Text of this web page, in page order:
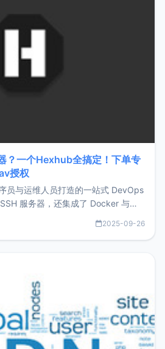
？一个Hexhub全搞定！下单专
授权
员与运维人员打造的一站式 DevOps
服务器，还集成了 Docker 与常
即可同时搞定运维与数据库操
2025-09-26